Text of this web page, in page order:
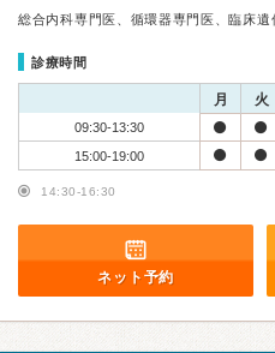
総合内科専門医、循環器専門医、臨床遺
診療時間
月 火
09:30-13:30
15:00-19:00
14:30-16:30
ネット予約